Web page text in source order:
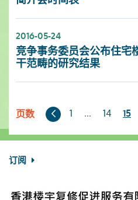
2016-05-24
竞争事务委员会公布住宅
干范畴的研究结果
页数
上
页
1 ... 14 15
订阅